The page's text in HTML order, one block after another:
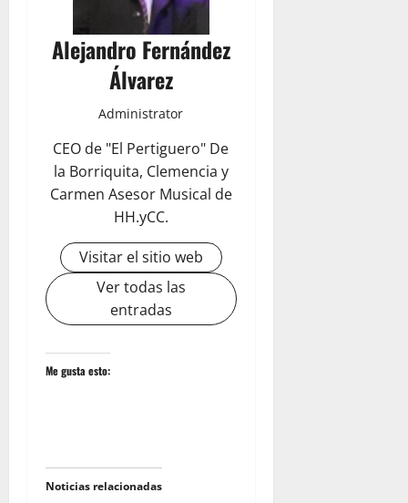
Alejandro Fernández
Álvarez
Administrator
CEO de "El Pertiguero" De
la Borriquita, Clemencia y
Carmen Asesor Musical de
HH.yCC.
Visitar el sitio web
Ver todas las
entradas
Me gusta esto:
Noticias relacionadas